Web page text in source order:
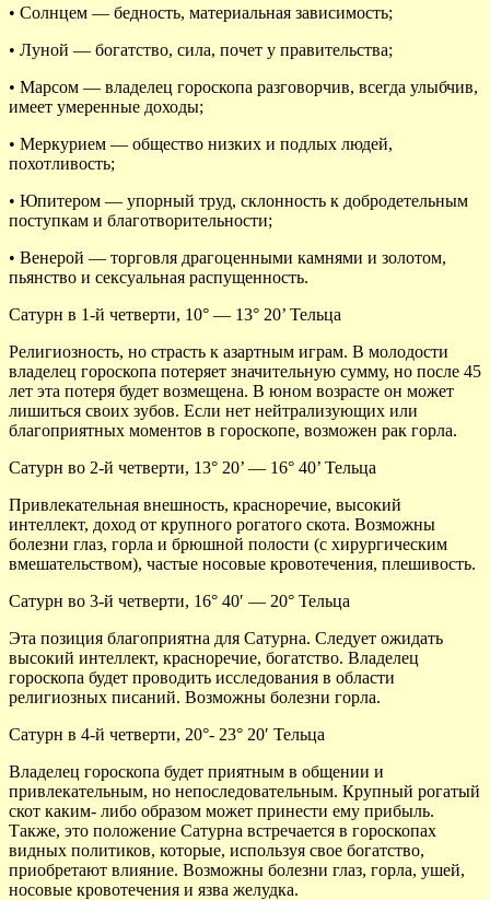
• Солнцем — бедность, материальная зависимость;
• Луной — богатство, сила, почет у правительства;
• Марсом — владелец гороскопа разговорчив, всегда улыбчив,
имеет умеренные доходы;
• Меркурием — общество низких и подлых людей,
похотливость;
• Юпитером — упорный труд, склонность к добродетельным
поступкам и благотворительности;
• Венерой — торговля драгоценными камнями и золотом,
пьянство и сексуальная распущенность.
Сатурн в 1-й четверти, 10° — 13° 20’ Тельца
Религиозность, но страсть к азартным играм. В молодости
владелец гороскопа потеряет значительную сумму, но после 45
лет эта потеря будет возмещена. В юном возрасте он может
лишиться своих зубов. Если нет нейтрализующих или
благоприятных моментов в гороскопе, возможен рак горла.
Сатурн во 2-й четверти, 13° 20’ — 16° 40’ Тельца
Привлекательная внешность, красноречие, высокий
интеллект, доход от крупного рогатого скота. Возможны
болезни глаз, горла и брюшной полости (с хирургическим
вмешательством), частые носовые кровотечения, плешивость.
Сатурн во 3-й четверти, 16° 40′ — 20° Тельца
Эта позиция благоприятна для Сатурна. Следует ожидать
высокий интеллект, красноречие, богатство. Владелец
гороскопа будет проводить исследования в области
религиозных писаний. Возможны болезни горла.
Сатурн в 4-й четверти, 20°- 23° 20′ Тельца
Владелец гороскопа будет приятным в общении и
привлекательным, но непоследовательным. Крупный рогатый
скот каким- либо образом может принести ему прибыль.
Также, это положение Сатурна встречается в гороскопах
видных политиков, которые, используя свое богатство,
приобретают влияние. Возможны болезни глаз, горла, ушей,
носовые кровотечения и язва желудка.